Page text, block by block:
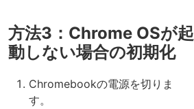
方法3：Chrome OSが起
動しない場合の初期化
Chromebookの電源を切りま
す。